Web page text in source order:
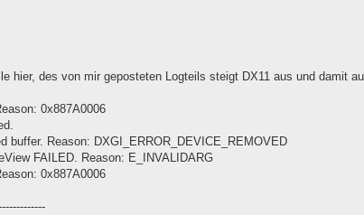
hier, des von mir geposteten Logteils steigt DX11 aus und damit
0x887A0006
buffer. Reason: DXGI_ERROR_DEVICE_REMOVED
FAILED. Reason: E_INVALIDARG
0x887A0006